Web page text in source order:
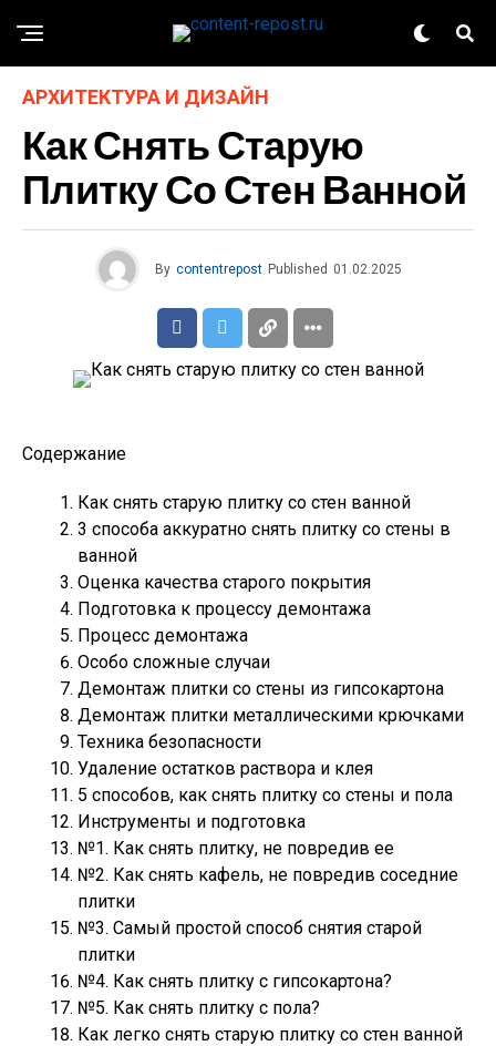
АРХИТЕКТУРА И ДИЗАЙН
Как Снять Старую
Плитку Со Стен Ванной
By contentrepost Published 01.02.2025
Содержание
Как снять старую плитку со стен ванной
3 способа аккуратно снять плитку со стены в
ванной
Оценка качества старого покрытия
Подготовка к процессу демонтажа
Процесс демонтажа
Особо сложные случаи
Демонтаж плитки со стены из гипсокартона
Демонтаж плитки металлическими крючками
Техника безопасности
Удаление остатков раствора и клея
5 способов, как снять плитку со стены и пола
Инструменты и подготовка
№1. Как снять плитку, не повредив ее
№2. Как снять кафель, не повредив соседние
плитки
№3. Самый простой способ снятия старой
плитки
№4. Как снять плитку с гипсокартона?
№5. Как снять плитку с пола?
Как легко снять старую плитку со стен ванной